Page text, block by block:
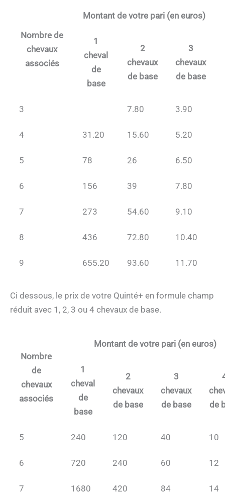
Nombre de
chevaux
associés
Montant de votre pari (en euros)
1
cheval
de
base
2
chevaux
de base
3
chevaux
de base
3 7.80 3.90
4 31.20 15.60 5.20
5 78 26 6.50
6 156 39 7.80
7 273 54.60 9.10
8 436 72.80 10.40
9 655.20 93.60 11.70
Ci dessous, le prix de votre Quinté+ en formule champ
réduit avec 1, 2, 3 ou 4 chevaux de base.
Nombre
de
chevaux
associés
Montant de votre pari (en euros)
1
cheval
de
base
2
chevaux
de base
3
chevaux
de base
de
5 240 120 40 10
6 720 240 60 12
7 1680 420 84 14